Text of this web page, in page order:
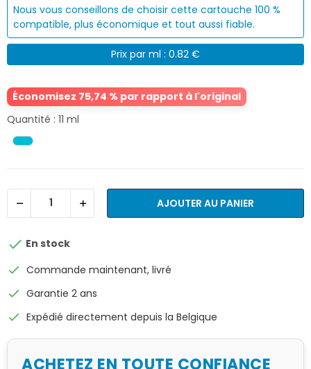
Nous vous conseillons de choisir cette cartouche 100 %
compatible, plus économique et tout aussi fiable.
Prix par ml : 0.82 €
Économisez 75,74 % par rapport à l'original
Quantité : 11 ml
AJOUTER AU PANIER
 En stock
check Commande maintenant, livré
check Garantie 2 ans
check Expédié directement depuis la Belgique
ACHETEZ EN TOUTE CONFIANCE